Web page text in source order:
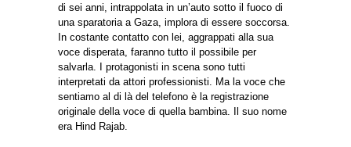
di sei anni, intrappolata in un’auto sotto il fuoco di
una sparatoria a Gaza, implora di essere soccorsa.
In costante contatto con lei, aggrappati alla sua
voce disperata, faranno tutto il possibile per
salvarla. I protagonisti in scena sono tutti
interpretati da attori professionisti. Ma la voce che
sentiamo al di là del telefono è la registrazione
originale della voce di quella bambina. Il suo nome
era Hind Rajab.